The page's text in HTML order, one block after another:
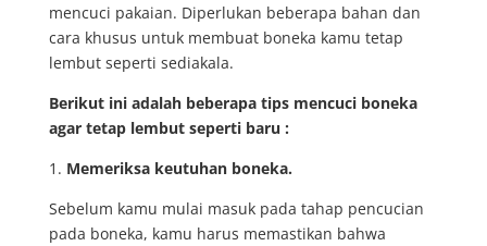
mencuci pakaian. Diperlukan beberapa bahan dan
cara khusus untuk membuat boneka kamu tetap
lembut seperti sediakala.
Berikut ini adalah beberapa tips mencuci boneka
agar tetap lembut seperti baru :
1. Memeriksa keutuhan boneka.
Sebelum kamu mulai masuk pada tahap pencucian
pada boneka, kamu harus memastikan bahwa